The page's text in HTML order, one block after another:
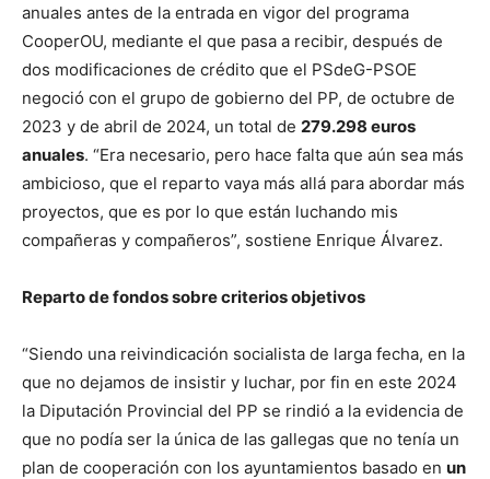
anuales antes de la entrada en vigor del programa
CooperOU, mediante el que pasa a recibir, después de
dos modificaciones de crédito que el PSdeG-PSOE
negoció con el grupo de gobierno del PP, de octubre de
2023 y de abril de 2024, un total de 279.298 euros
anuales. “Era necesario, pero hace falta que aún sea más
ambicioso, que el reparto vaya más allá para abordar más
proyectos, que es por lo que están luchando mis
compañeras y compañeros”, sostiene Enrique Álvarez.
Reparto de fondos sobre criterios objetivos
“Siendo una reivindicación socialista de larga fecha, en la
que no dejamos de insistir y luchar, por fin en este 2024
la Diputación Provincial del PP se rindió a la evidencia de
que no podía ser la única de las gallegas que no tenía un
plan de cooperación con los ayuntamientos basado en un